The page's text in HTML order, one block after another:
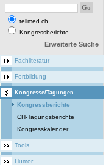
tellmed.ch
Kongressberichte
Erweiterte Suche
Fachliteratur
Fortbildung
Kongresse/Tagungen
Kongressberichte
CH-Tagungsberichte
Kongresskalender
Tools
Humor